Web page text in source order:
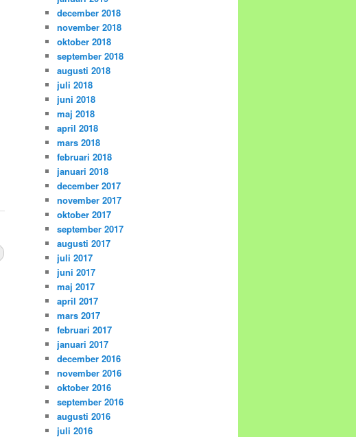
december 2018
november 2018
oktober 2018
september 2018
augusti 2018
juli 2018
juni 2018
maj 2018
april 2018
mars 2018
februari 2018
januari 2018
december 2017
november 2017
oktober 2017
september 2017
augusti 2017
juli 2017
juni 2017
maj 2017
april 2017
mars 2017
februari 2017
januari 2017
december 2016
november 2016
oktober 2016
september 2016
augusti 2016
juli 2016